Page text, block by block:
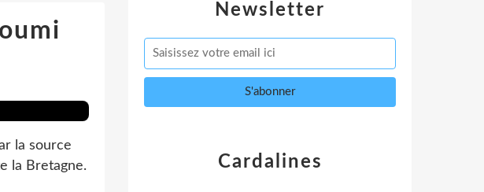
la source
la Bretagne.
Newsletter
Cardalines